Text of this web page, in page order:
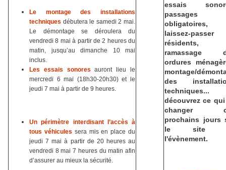
Le montage des installations
techniques débutera le samedi 2 mai.
Le démontage se déroulera du
vendredi 8 mai à partir de 2 heures du
matin, jusqu’au dimanche 10 mai
inclus.
Les essais sonores auront lieu le
mercredi 6 mai (18h30-20h30) et le
jeudi 7 mai à partir de 9 heures.
Un périmètre interdisant l’accès à
tous véhicules sera mis en place du
jeudi 7 mai à partir de 20 heures au
vendredi 8 mai 7 heures du matin afin
d’assurer au mieux la sécurité.
essais
passages
obligatoires,
laissez-passer
résidents,
ramassage
ordures
montage/
des
techniques...
découvrez ce
changer
prochains jours
le site
l'évènement.